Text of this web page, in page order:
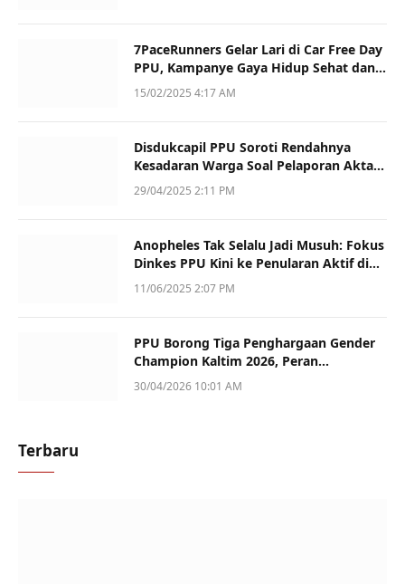
7PaceRunners Gelar Lari di Car Free Day
PPU, Kampanye Gaya Hidup Sehat dan
Dukung UMKM
15/02/2025 4:17 AM
Disdukcapil PPU Soroti Rendahnya
Kesadaran Warga Soal Pelaporan Akta
Kematian
29/04/2025 2:11 PM
Anopheles Tak Selalu Jadi Musuh: Fokus
Dinkes PPU Kini ke Penularan Aktif di
Sotek
11/06/2025 2:07 PM
PPU Borong Tiga Penghargaan Gender
Champion Kaltim 2026, Peran
Perempuan Jadi Sorotan
30/04/2026 10:01 AM
Terbaru